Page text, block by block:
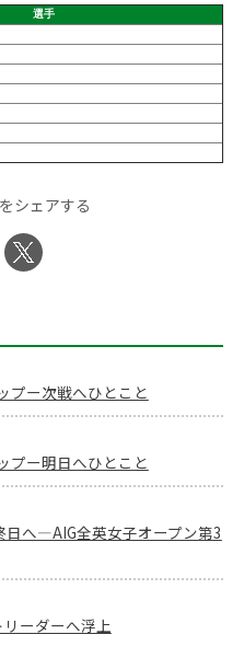
シェアする
プー次戦へひとこと
プー明日へひとこと
へ―AIG全英女子オープン第3
ーダーへ浮上